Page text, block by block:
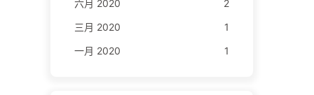
六月 2020
2
三月 2020
1
一月 2020
1